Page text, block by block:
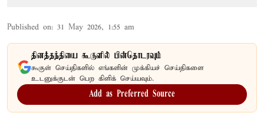
Published on: 31 May 2026, 1:55 am
தினத்தந்தியை கூகுளில் பின்தொடரவும்
கூகுள் செய்திகளில் எங்களின் முக்கியச் செய்திகளை
உடனுக்குடன் பெற கிளிக் செய்யவும்.
Add as Preferred Source